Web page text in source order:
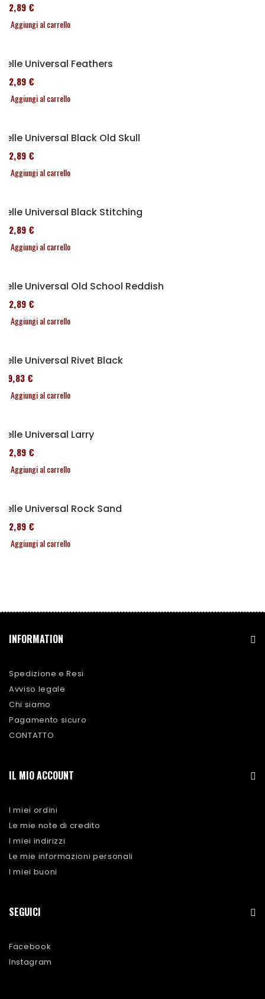
152,89 €
Aggiungi al carrello
Selle Universal Feathers
152,89 €
Aggiungi al carrello
Selle Universal Black Old Skull
152,89 €
Aggiungi al carrello
Selle Universal Black Stitching
152,89 €
Aggiungi al carrello
Selle Universal Old School Reddish
152,89 €
Aggiungi al carrello
Selle Universal Rivet Black
119,83 €
Aggiungi al carrello
Selle Universal Larry
152,89 €
Aggiungi al carrello
Selle Universal Rock Sand
152,89 €
Aggiungi al carrello
INFORMATION
Spedizione e Resi
Avviso legale
Chi siamo
Pagamento sicuro
CONTATTO
IL MIO ACCOUNT
I miei ordini
Le mie note di credito
I miei indirizzi
Le mie informazioni personali
I miei buoni
SEGUICI
Facebook
Instagram